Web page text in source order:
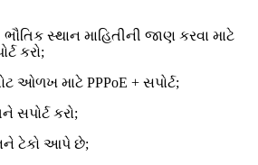
સ્થાન માહિતીની જાણ કરવા માટે
કરો;
ઓળખ માટે PPPoE + સપોર્ટ;
સપોર્ટ કરો;
ટેકો આપે છે;